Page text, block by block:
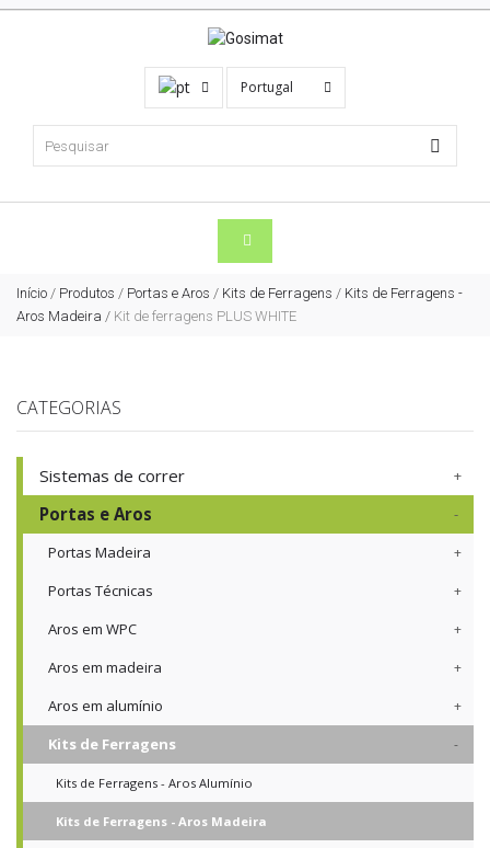
Portugal
Início / Produtos / Portas e Aros / Kits de Ferragens / Kits de Ferragens -
Aros Madeira / Kit de ferragens PLUS WHITE
CATEGORIAS
Sistemas de correr
Portas e Aros
Portas Madeira
Portas Técnicas
Aros em WPC
Aros em madeira
Aros em alumínio
Kits de Ferragens
Kits de Ferragens - Aros Alumínio
Kits de Ferragens - Aros Madeira